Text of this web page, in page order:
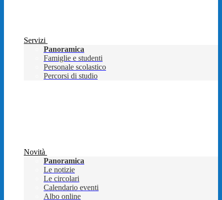
Servizi
Panoramica
Famiglie e studenti
Personale scolastico
Percorsi di studio
Novità
Panoramica
Le notizie
Le circolari
Calendario eventi
Albo online